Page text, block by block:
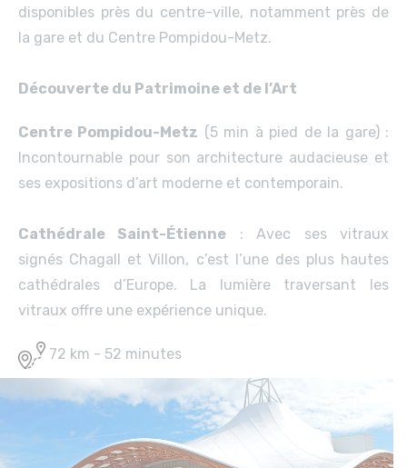
disponibles près du centre-ville, notamment près de
la gare et du Centre Pompidou-Metz.
Découverte du Patrimoine et de l’Art
Centre Pompidou-Metz (5 min à pied de la gare) :
Incontournable pour son architecture audacieuse et
ses expositions d’art moderne et contemporain.
Cathédrale Saint-Étienne : Avec ses vitraux
signés Chagall et Villon, c’est l’une des plus hautes
cathédrales d’Europe. La lumière traversant les
vitraux offre une expérience unique.
72 km - 52 minutes